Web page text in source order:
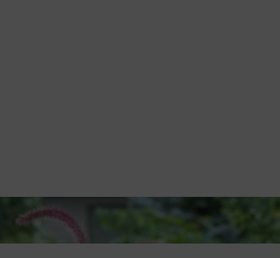
eignen sich Chinaschilf oder Seggen.